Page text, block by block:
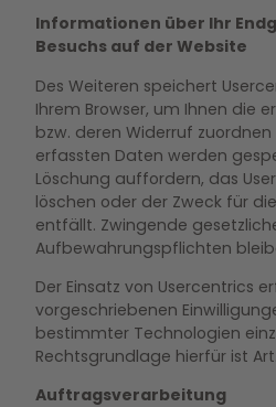
Informationen über Ihr
Besuchs auf der Website
Des Weiteren speichert
Ihrem Browser, um Ihnen die
bzw. deren Widerruf zuordnen
erfassten Daten werden
Löschung auffordern, das
löschen oder der Zweck für
entfällt. Zwingende
Aufbewahrungspflichten
Der Einsatz von Usercentrics
vorgeschriebenen
bestimmter Technologien
Rechtsgrundlage hierfür ist Art.
Auftragsverarbeitung